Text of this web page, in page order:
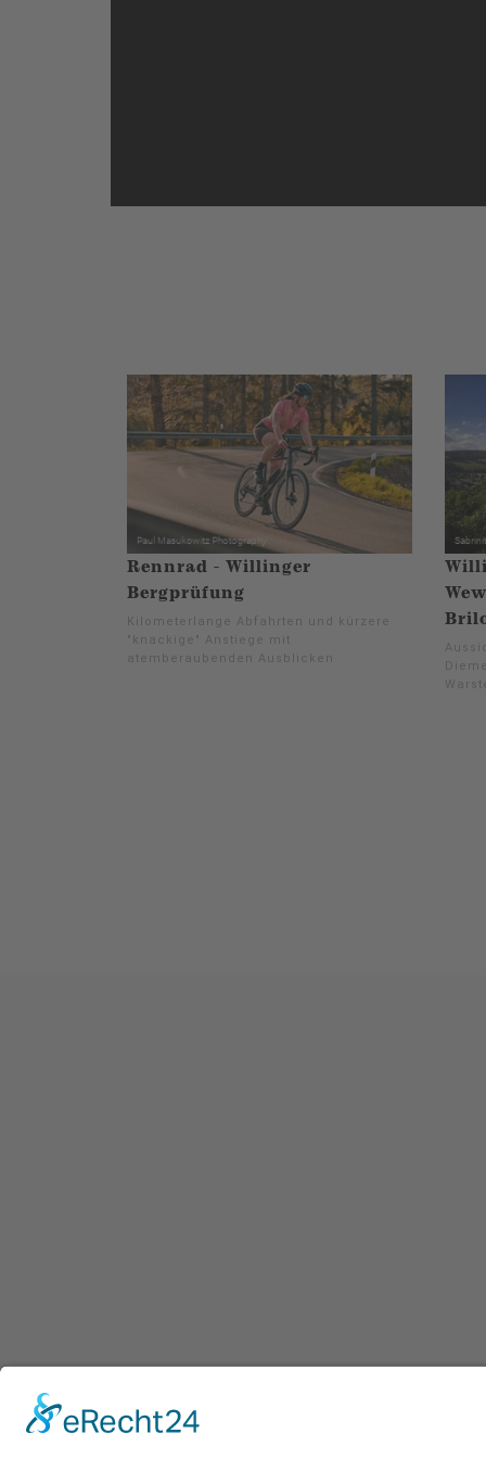
Rennrad - Willinger
Bergprüfung
Kilometerlange Abfahrten und kürzere
"knackige" Anstiege mit
atemberaubenden Ausblicken